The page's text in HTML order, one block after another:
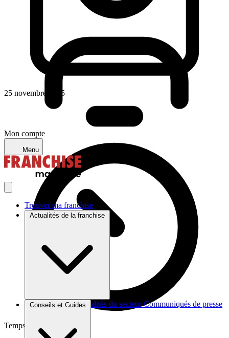
Mon compte
Menu
Trouver ma franchise
Actualités de la franchise
Brèves et actus Actualités du secteur Communiqués de presse
Conseils et Guides
25 novembre 2025
Temps de lecture : 6 min